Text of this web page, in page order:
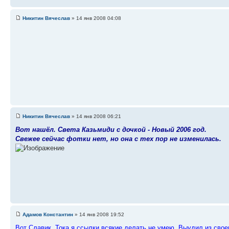
Никитин Вячеслав » 14 янв 2008 04:08
Никитин Вячеслав » 14 янв 2008 06:21
Вот нашёл. Света Казьмиди с дочкой - Новый 2006 год.
Свежее сейчас фотки нет, но она с тех пор не изменилась.
Адамов Константин » 14 янв 2008 19:52